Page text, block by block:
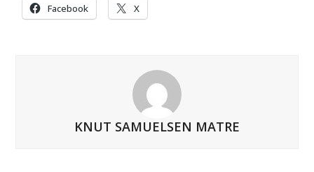
Facebook X
KNUT SAMUELSEN MATRE